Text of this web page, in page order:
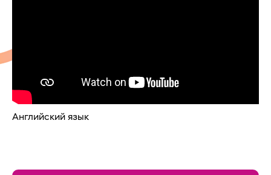
Английский язык